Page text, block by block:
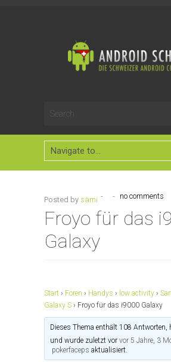
Posted by sämi - - no comments
Froyo für das
Galaxy
Start › Foren › Handys › low activity ›
Galaxy S › Froyo für das i9000 Galaxy
Dieses Thema enthält 108 Antworten,
und wurde zuletzt vorvor 5 Jahre, 3
pokerfaceps aktualisiert.